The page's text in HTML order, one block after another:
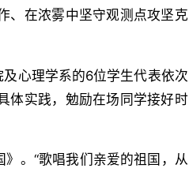
、在浓雾中坚守观测点攻坚克
心理学系的6位学生代表依次
体实践，勉励在场同学接好时
。“歌唱我们亲爱的祖国，从